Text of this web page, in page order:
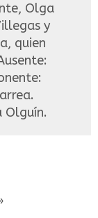
Olga
y
quien
Olguín.